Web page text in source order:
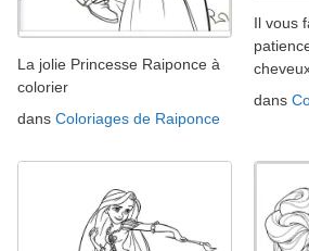
La jolie Princesse Raiponce à
colorier
dans Coloriages de Raiponce
Il vous
dans